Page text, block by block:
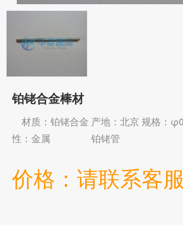
铂铑合金棒材
材质：铂铑合金 产地：北京 规格
性：金属 铂铑管
价格：请联系客服